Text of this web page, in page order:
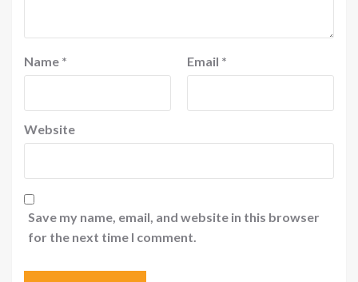
Name * Email *
Website
Save my name, email, and website in this browser
for the next time I comment.